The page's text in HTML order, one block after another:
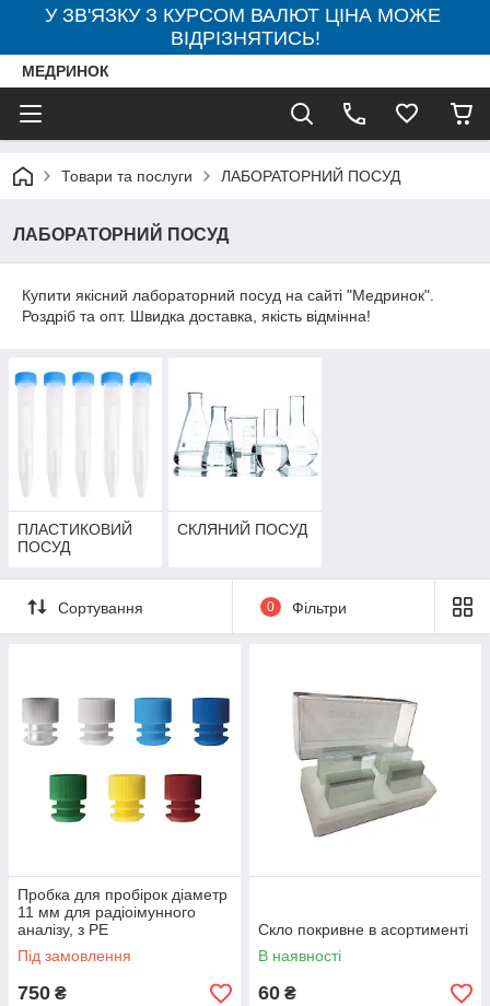
У ЗВ'ЯЗКУ З КУРСОМ ВАЛЮТ ЦІНА МОЖЕ
ВІДРІЗНЯТИСЬ!
МЕДРИНОК
Товари та послуги ЛАБОРАТОРНИЙ ПОСУД
ЛАБОРАТОРНИЙ ПОСУД
Купити якісний лабораторний посуд на сайті "Медринок".
Роздріб та опт. Швидка доставка, якість відмінна!
ПЛАСТИКОВИЙ
ПОСУД
СКЛЯНИЙ ПОСУД
Сортування 0 Фільтри
Пробка для пробірок діаметр
11 мм для радіоімунного
аналізу, з РЕ
Під замовлення
750 ₴
Скло покривне в асортименті
В наявності
60 ₴